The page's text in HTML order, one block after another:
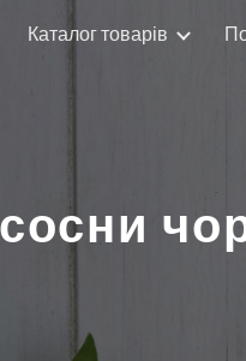
Каталог товарів